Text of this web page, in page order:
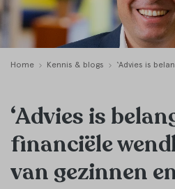
Home Kennis & blogs ‘Advies is belangrijk
‘Advies is
financiële
van gezinnen